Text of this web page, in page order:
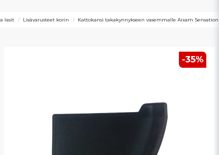
lasit Lisävarusteet korin Kattokansi takakynnykseen vasemmalle Aixam
-35%